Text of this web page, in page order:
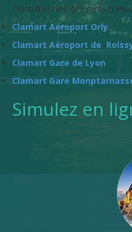
Consultez nos différents
Clamart Aéroport Orly
Clamart Aéroport de
Clamart Gare de Lyon
Clamart Gare
Simulez en